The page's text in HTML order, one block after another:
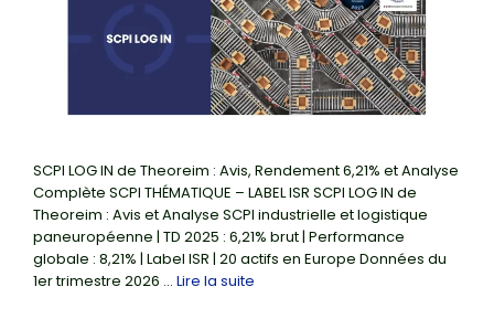
SCPI LOG IN de Theoreim : Avis, Rendement 6,21% et Analyse
Complète SCPI THÉMATIQUE – LABEL ISR SCPI LOG IN de
Theoreim : Avis et Analyse SCPI industrielle et logistique
paneuropéenne | TD 2025 : 6,21% brut | Performance
globale : 8,21% | Label ISR | 20 actifs en Europe Données du
1er trimestre 2026 … Lire la suite